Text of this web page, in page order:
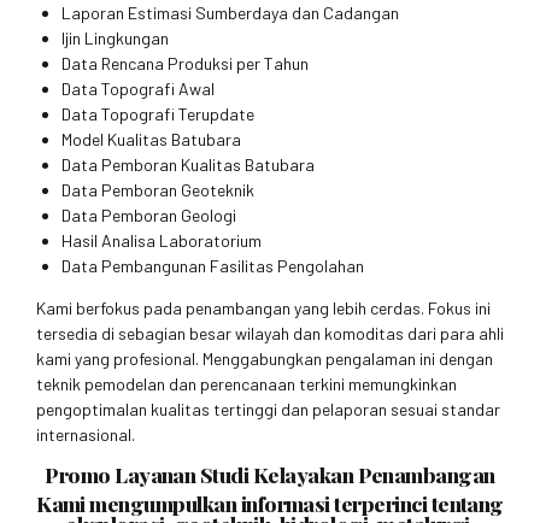
Laporan Estimasi Sumberdaya dan Cadangan
Ijin Lingkungan
Data Rencana Produksi per Tahun
Data Topografi Awal
Data Topografi Terupdate
Model Kualitas Batubara
Data Pemboran Kualitas Batubara
Data Pemboran Geoteknik
Data Pemboran Geologi
Hasil Analisa Laboratorium
Data Pembangunan Fasilitas Pengolahan
Kami berfokus pada penambangan yang lebih cerdas. Fokus ini
tersedia di sebagian besar wilayah dan komoditas dari para ahli
kami yang profesional. Menggabungkan pengalaman ini dengan
teknik pemodelan dan perencanaan terkini memungkinkan
pengoptimalan kualitas tertinggi dan pelaporan sesuai standar
internasional.
Promo Layanan Studi Kelayakan Penambangan
Kami mengumpulkan informasi terperinci tentang